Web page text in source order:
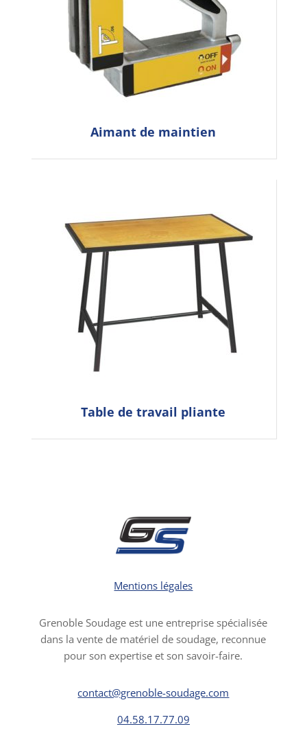
Aimant de maintien
Table de travail pliante
Mentions légales
Grenoble Soudage est une entreprise spécialisée
dans la vente de matériel de soudage, reconnue
pour son expertise et son savoir-faire.
contact@grenoble-soudage.com
04.58.17.77.09